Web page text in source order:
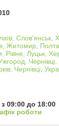
Слов'янськ,
Житомир,
Рівне, Луцьк,
Чернівці,
09:00 до 18:00
роботи